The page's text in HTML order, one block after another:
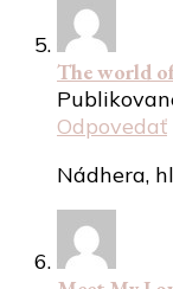
The world
Odpovedať
Nádhera,